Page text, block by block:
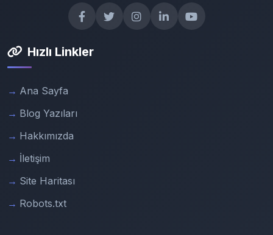
Hızlı Linkler
Ana Sayfa
Blog Yazıları
Hakkımızda
İletişim
Site Haritası
Robots.txt